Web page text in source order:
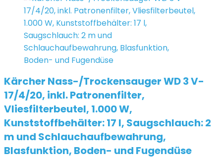
Kärcher Nass-/Trockensauger WD 3 V-
17/4/20, inkl. Patronenfilter,
Vliesfilterbeutel, 1.000 W,
Kunststoffbehälter: 17 l, Saugschlauch: 2
m und Schlauchaufbewahrung,
Blasfunktion, Boden- und Fugendüse